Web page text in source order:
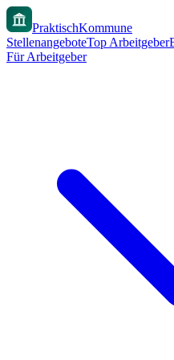
PraktischKommune
StellenangeboteTop Arbeitgeber
Für Arbeitgeber